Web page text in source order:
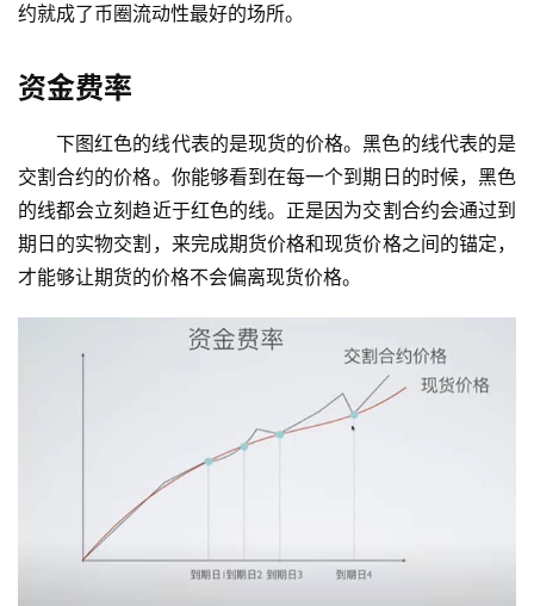
约就成了币圈流动性最好的场所。
资金费率
下图红色的线代表的是现货的价格。黑色的线代表的是
交割合约的价格。你能够看到在每一个到期日的时候，黑色
的线都会立刻趋近于红色的线。正是因为交割合约会通过到
期日的实物交割，来完成期货价格和现货价格之间的锚定，
才能够让期货的价格不会偏离现货价格。